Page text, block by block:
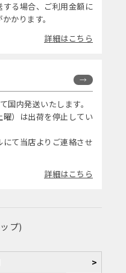
る場合、ご利用金額に
かります。
詳細はこちら
国内発送いたします。
）は出荷を停止してい
て当店よりご連絡させ
詳細はこちら
プ)
>